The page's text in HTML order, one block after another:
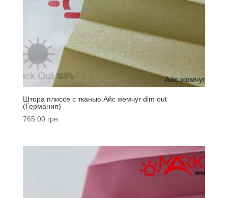
Штора плиссе с тканью Айс жемчуг dim out
(Германия)
765.00грн